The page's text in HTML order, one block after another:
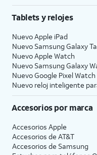
Tablets y relojes
Nuevo Apple iPad
Nuevo Samsung Galaxy
Nuevo Apple Watch
Nuevo Samsung Galaxy
Nuevo Google Pixel Watch
Nuevo reloj inteligente
Accesorios por marca
Accesorios Apple
Accesorios de AT&T
Accesorios de Samsung